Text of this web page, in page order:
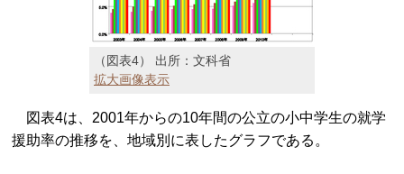
（図表4） 出所：文科省
拡大画像表示
図表4は、2001年からの10年間の公立の小中学生の就学
援助率の推移を、地域別に表したグラフである。